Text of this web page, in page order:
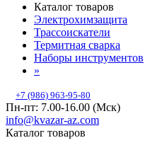
Каталог товаров
Электрохимзащита
Трассоискатели
Термитная сварка
Наборы инструментов
»
+7 (986) 963-95-80
Пн-пт: 7.00-16.00 (Мск)
info@kvazar-az.com
Каталог товаров